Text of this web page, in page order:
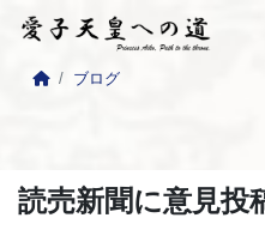
ブログ
読売新聞に意見投